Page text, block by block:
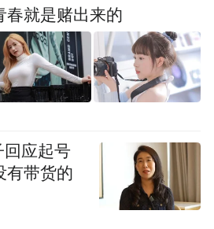
春就是赌出来的
回应起号
有带货的